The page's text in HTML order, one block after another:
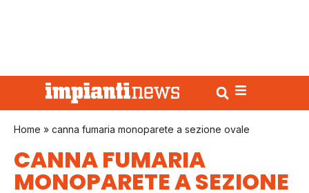
Home » canna fumaria monoparete a sezione ovale
CANNA FUMARIA
MONOPARETE A SEZIONE